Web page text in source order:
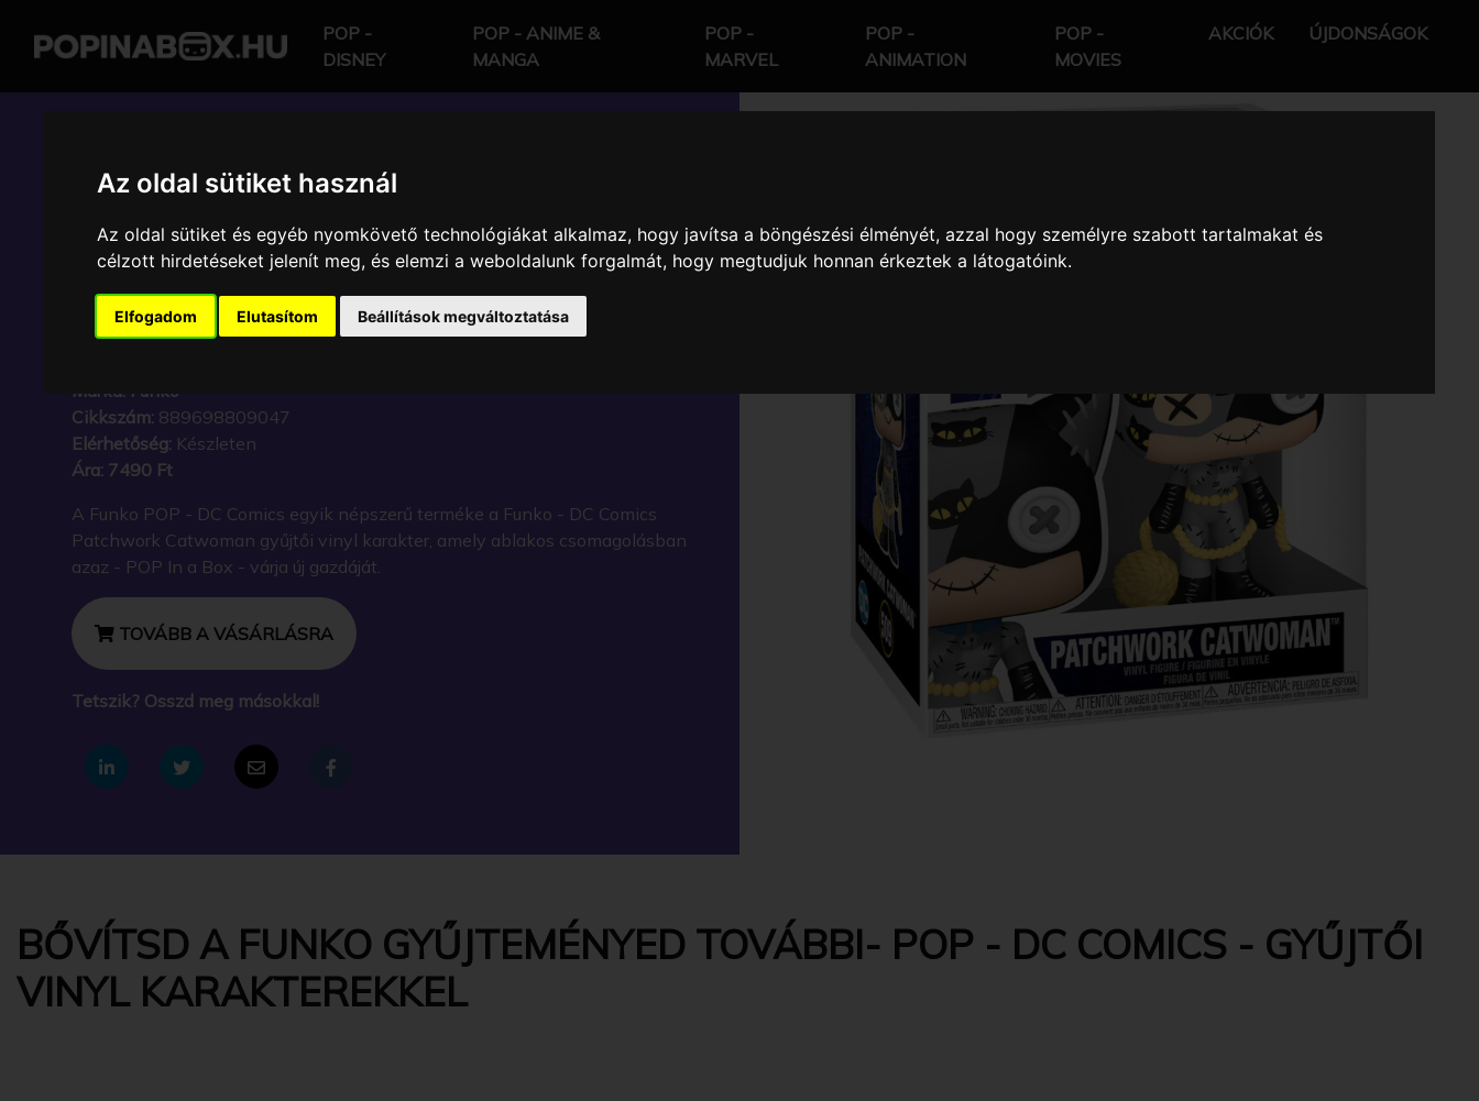
Az oldal sütiket használ
Az oldal sütiket és egyéb nyomkövető technológiákat alkalmaz, hogy javítsa a böngészési élményét, azzal hogy személyre szabott tartalmakat és
célzott hirdetéseket jelenít meg, és elemzi a weboldalunk forgalmát, hogy megtudjuk honnan érkeztek a látogatóink.
Elfogadom Elutasítom Beállítások megváltoztatása
POP -
DISNEY
POP - ANIME &
MANGA
POP -
MARVEL
POP -
ANIMATION
POP -
MOVIES
AKCIÓK ÚJDONSÁGOK
POP IN A BOX HU
FUNKO - DC COMICS PATCHWORK
CATWOMAN GYŰJTŐI VINYL
KARAKTER
Márka: Funko
Cikkszám: 889698809047
Elérhetőség: Készleten
Ára: 7490 Ft
A Funko POP - DC Comics egyik népszerű terméke a Funko - DC Comics
Patchwork Catwoman gyűjtői vinyl karakter, amely ablakos csomagolásban
azaz - POP In a Box - várja új gazdáját.
TOVÁBB A VÁSÁRLÁSRA
Tetszik? Osszd meg másokkal!
BŐVÍTSD A FUNKO GYŰJTEMÉNYED TOVÁBBI- POP - DC COMICS - GYŰJTŐI
VINYL KARAKTEREKKEL